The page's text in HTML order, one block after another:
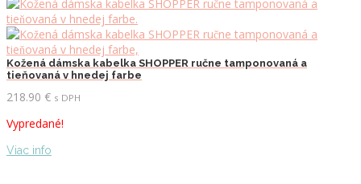
Kožená dámska kabelka SHOPPER ručne tamponovaná a
tieňovaná v hnedej farbe
218.90 € s DPH
Vypredané!
Viac info